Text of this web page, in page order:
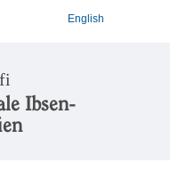
English
Ibsen-